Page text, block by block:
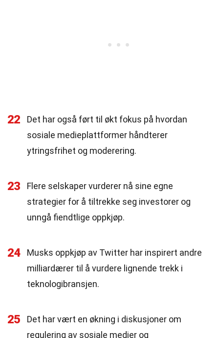
22
Det har også ført til økt fokus på hvordan
sosiale medieplattformer håndterer
ytringsfrihet og moderering.
23
Flere selskaper vurderer nå sine egne
strategier for å tiltrekke seg investorer og
unngå fiendtlige oppkjøp.
24
Musks oppkjøp av Twitter har inspirert andre
milliardærer til å vurdere lignende trekk i
teknologibransjen.
25
Det har vært en økning i diskusjoner om
regulering av sosiale medier og